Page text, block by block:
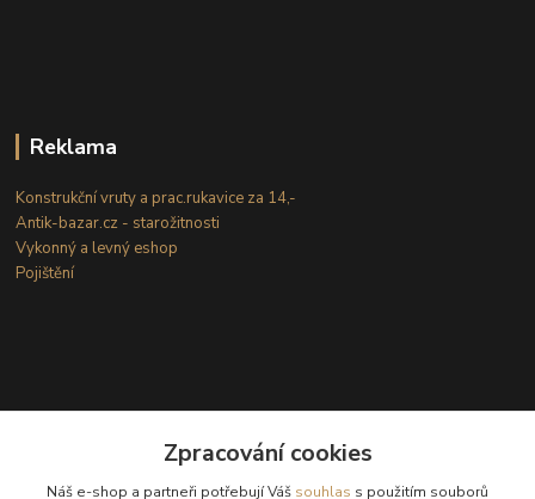
Reklama
Konstrukční vruty a prac.rukavice za 14,-
Antik-bazar.cz - starožitnosti
Vykonný a levný eshop
Pojištění
Kontakty
Zpracování cookies
Náš e-shop a partneři potřebují Váš souhlas s použitím souborů